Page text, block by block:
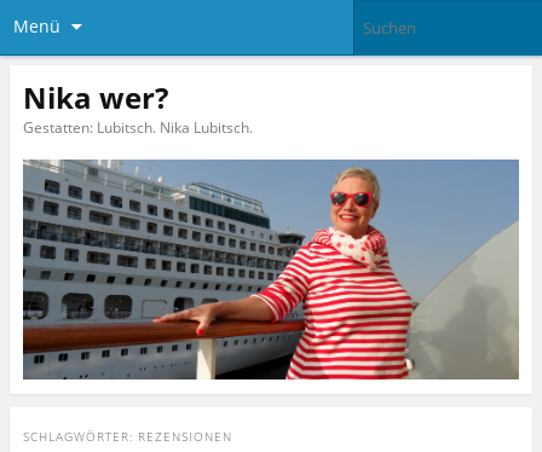
Menü
Nika wer?
Gestatten: Lubitsch. Nika Lubitsch.
SCHLAGWÖRTER: REZENSIONEN